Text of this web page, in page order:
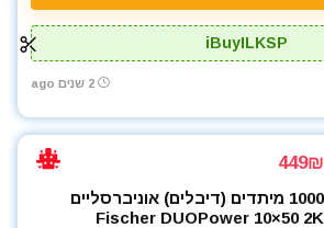
iBuyILKSP
2 שנים ago
449₪
1000 מיתדים (דיבלים) אוניברסליים
Fischer DUOPower 10×50 2K